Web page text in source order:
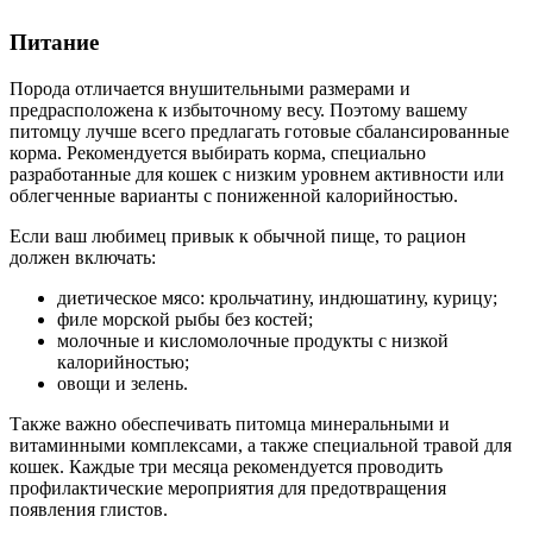
Питание
Порода отличается внушительными размерами и
предрасположена к избыточному весу. Поэтому вашему
питомцу лучше всего предлагать готовые сбалансированные
корма. Рекомендуется выбирать корма, специально
разработанные для кошек с низким уровнем активности или
облегченные варианты с пониженной калорийностью.
Если ваш любимец привык к обычной пище, то рацион
должен включать:
диетическое мясо: крольчатину, индюшатину, курицу;
филе морской рыбы без костей;
молочные и кисломолочные продукты с низкой
калорийностью;
овощи и зелень.
Также важно обеспечивать питомца минеральными и
витаминными комплексами, а также специальной травой для
кошек. Каждые три месяца рекомендуется проводить
профилактические мероприятия для предотвращения
появления глистов.